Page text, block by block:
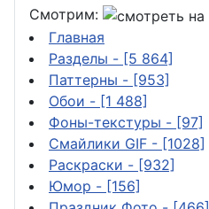
Смотрим:
Главная
Разделы - [5 864]
Паттерны - [953]
Обои - [1 488]
Фоны-текстуры - [97]
Смайлики GIF - [1028]
Раскраски - [932]
Юмор - [156]